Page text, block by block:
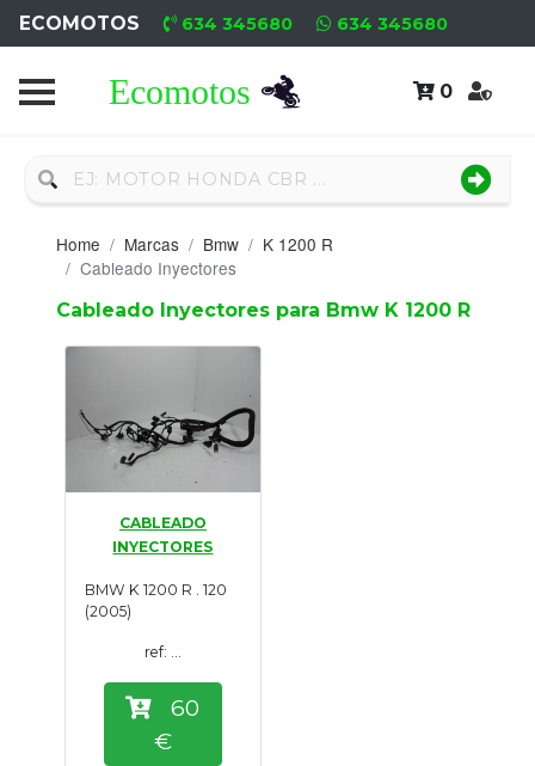
ECOMOTOS 634 345680 634 345680
0
Home
Nuevo
Neumáticos
Campa
Nuevos
Motores
Usados
Formulario
Empresa
Contacto
Home Marcas Bmw
K 1200 R
Cableado Inyectores
Cableado Inyectores para Bmw K 1200 R
CABLEADO
INYECTORES
BMW K 1200 R . 120
(2005)
ref: ...
60
€